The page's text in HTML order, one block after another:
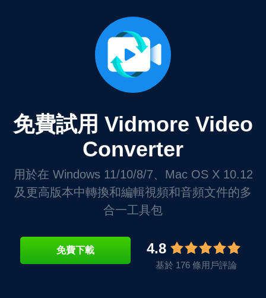
免費試用 Vidmore Video
Converter
用於在 Windows 11/10/8/7、Mac OS X 10.12
及更高版本中轉換和編輯視頻和音頻文件的多
合一工具包
免費下載 4.8
基於 176 條用戶評論